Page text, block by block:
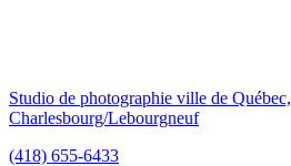
Studio de photographie ville de Québec,
Charlesbourg/Lebourgneuf
(418) 655-6433